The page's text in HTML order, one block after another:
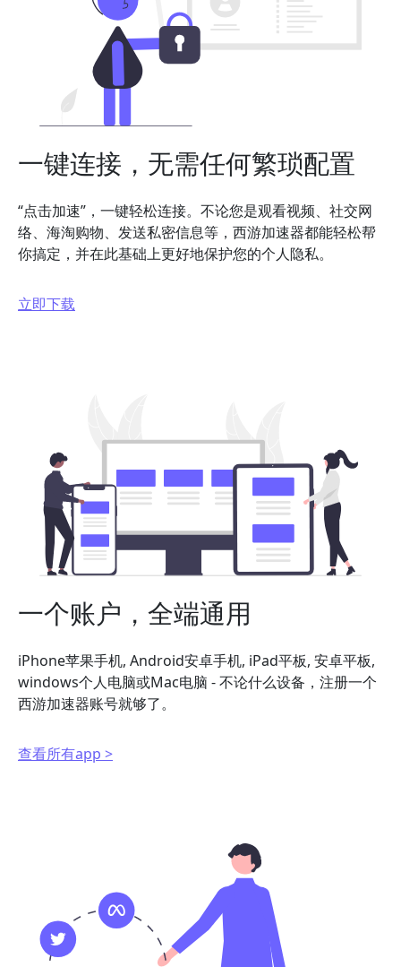
一键连接，无需任何繁琐配置
“点击加速”，一键轻松连接。不论您是观看视频、社交网
络、海淘购物、发送私密信息等，西游加速器都能轻松帮
你搞定，并在此基础上更好地保护您的个人隐私。
立即下载
一个账户，全端通用
iPhone苹果手机, Android安卓手机, iPad平板, 安卓平板,
windows个人电脑或Mac电脑 - 不论什么设备，注册一个
西游加速器账号就够了。
查看所有app >